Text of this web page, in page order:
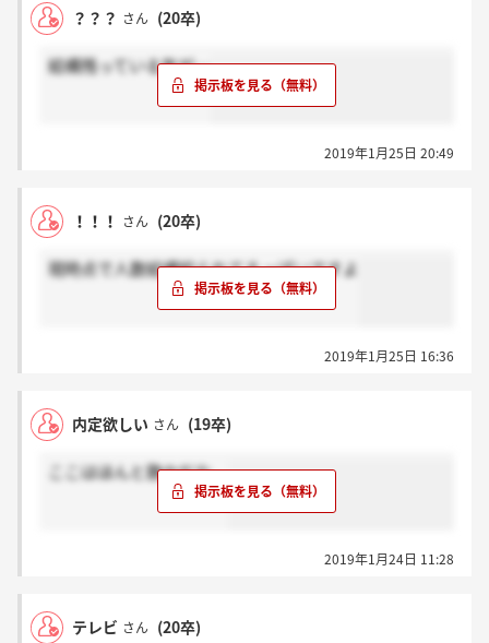
？？？ さん (20卒)
結構残っている気が…
2019年1月25日 20:49
！！！ さん (20卒)
現時点で人数結構絞られてるっぽいですよ
2019年1月25日 16:36
内定欲しい さん (19卒)
ここはほんと静かだな。
2019年1月24日 11:28
テレビ さん (20卒)